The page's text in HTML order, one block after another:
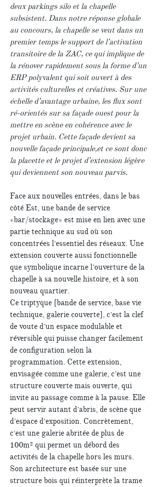
deux parkings silo et la chapelle
subsistent. Dans notre réponse globale
au concours, la chapelle se veut dans un
premier temps le support de l’activation
transitoire de la ZAC, ce qui implique de
la rénover rapidement sous la forme d’un
ERP polyvalent qui soit ouvert à des
activités culturelles et créatives. Sur une
échelle d’avantage urbaine, les flux sont
ré-orientés sur sa façade ouest pour la
mettre en scène en cohérence avec le
projet urbain. Cette façade devient sa
nouvelle façade principale,et ce sont donc
la placette et le projet d’extension légère
qui deviennent son nouveau parvis.
Face aux nouvelles entrées, dans le bas
côté Est, une bande de service
«bar/stockage» est mise en lien avec une
partie technique au sud où son
concentrées l’essentiel des réseaux. Une
extension couverte aussi fonctionnelle
que symbolique incarne l’ouverture de la
chapelle à sa nouvelle histoire, et à son
nouveau quartier.
Ce triptyque [bande de service, base vie
technique, galerie couverte], c’est la clef
de voute d’un espace modulable et
réversible qui puisse changer facilement
de configuration selon la
programmation. Cette extension,
envisagée comme une galerie, c’est une
structure couverte mais ouverte, qui
invite au passage comme à la pause. Elle
peut servir autant d’abris, de scène que
d’espace d’exposition. Concrètement,
c’est une galerie abritée de plus de
100m² qui permet un débord des
activités de la chapelle hors les murs.
Son architecture est basée sur une
structure bois qui réinterprète la trame